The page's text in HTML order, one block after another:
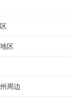
区
周边